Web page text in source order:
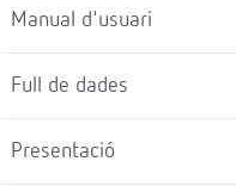
Manual d'usuari
Full de dades
Presentació